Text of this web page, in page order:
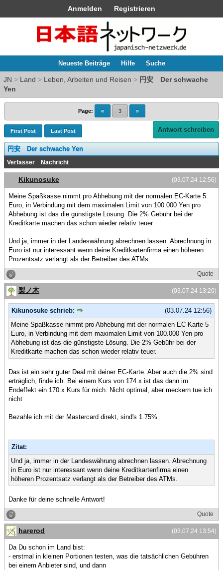
Anmelden Registrieren
Neueste Beiträge Hilfe Suche
JN > Land > Leben, Arbeiten und Reisen > 円安 Der schwache
Yen
Page: « 3 »
First Post Last Post Antwort schreiben
円安 Der schwache Yen
Verfasser Nachricht
(03.07.24 12:56)
Kikunosuke
Meine Spaßkasse nimmt pro Abhebung mit der normalen EC-Karte 5
Euro, in Verbindung mit dem maximalen Limit von 100.000 Yen pro
Abhebung ist das die günstigste Lösung. Die 2% Gebühr bei der
Kreditkarte machen das schon wieder relativ teuer.
Und ja, immer in der Landeswährung abrechnen lassen. Abrechnung in
Euro ist nur interessant wenn deine Kreditkartenfirma einen höheren
Prozentsatz verlangt als der Betreiber des ATMs.
Quote
(03.07.24 13:20)
梨ノ木
(03.07.24 12:56)
Kikunosuke schrieb:
Meine Spaßkasse nimmt pro Abhebung mit der normalen EC-Karte 5
Euro, in Verbindung mit dem maximalen Limit von 100.000 Yen pro
Abhebung ist das die günstigste Lösung. Die 2% Gebühr bei der
Kreditkarte machen das schon wieder relativ teuer.
Das ist ein sehr guter Deal mit deiner EC-Karte. Aber auch die 2% sind
erträglich, finde ich. Bei einem Kurs von 174.x ist das dann im
Endeffekt ein 170.x Kurs für mich. Nicht optimal, aber meckern tue ich
nicht
Bezahle ich mit der Mastercard direkt, sind's 1.75%
Zitat:
Und ja, immer in der Landeswährung abrechnen lassen. Abrechnung
in Euro ist nur interessant wenn deine Kreditkartenfirma einen
höheren Prozentsatz verlangt als der Betreiber des ATMs.
Danke für deine schnelle Antwort!
Quote
(03.07.24 13:54)
harerod
Da Du schon im Land bist:
- erstmal in kleinen Portionen testen, was die tatsächlichen Gebühren
bei einem Anbieter sind, und dann